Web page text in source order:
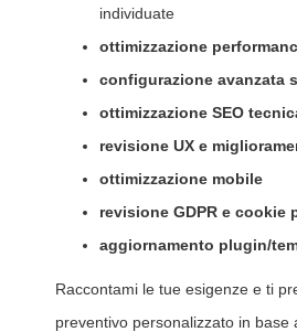
individuate
ottimizzazione
configurazione avanzata
ottimizzazione SEO
revisione UX e
ottimizzazione mobile
revisione GDPR e cookie
aggiornamento plugin/
Raccontami le tue esigenze e ti
preventivo personalizzato in base